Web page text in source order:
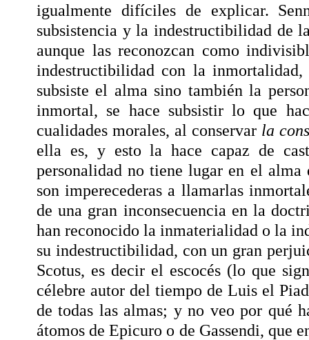
igualmente difíciles de explicar.
subsistencia y la indestructibilidad de
aunque las reconozcan como
indestructibilidad con la
subsiste el alma sino también la
inmortal, se hace subsistir lo que
cualidades morales, al conservar la
ella es, y esto la hace capaz de
personalidad no tiene lugar en el
son imperecederas a llamarlas
de una gran inconsecuencia en la
han reconocido la inmaterialidad o la
su indestructibilidad, con un gran
Scotus, es decir el escocés (lo que
célebre autor del tiempo de Luis el
de todas las almas; y no veo por qué
átomos de Epicuro o de Gassendi, que